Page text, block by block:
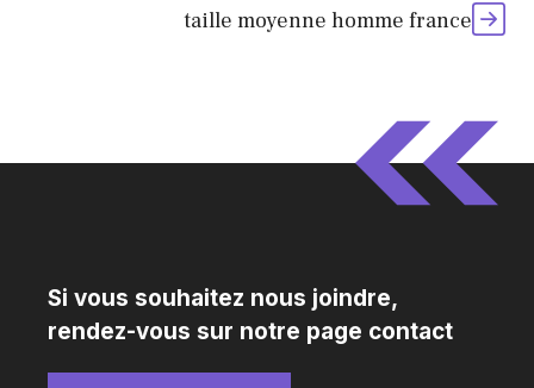
taille moyenne homme france
Si vous souhaitez nous joindre,
rendez-vous sur notre page contact